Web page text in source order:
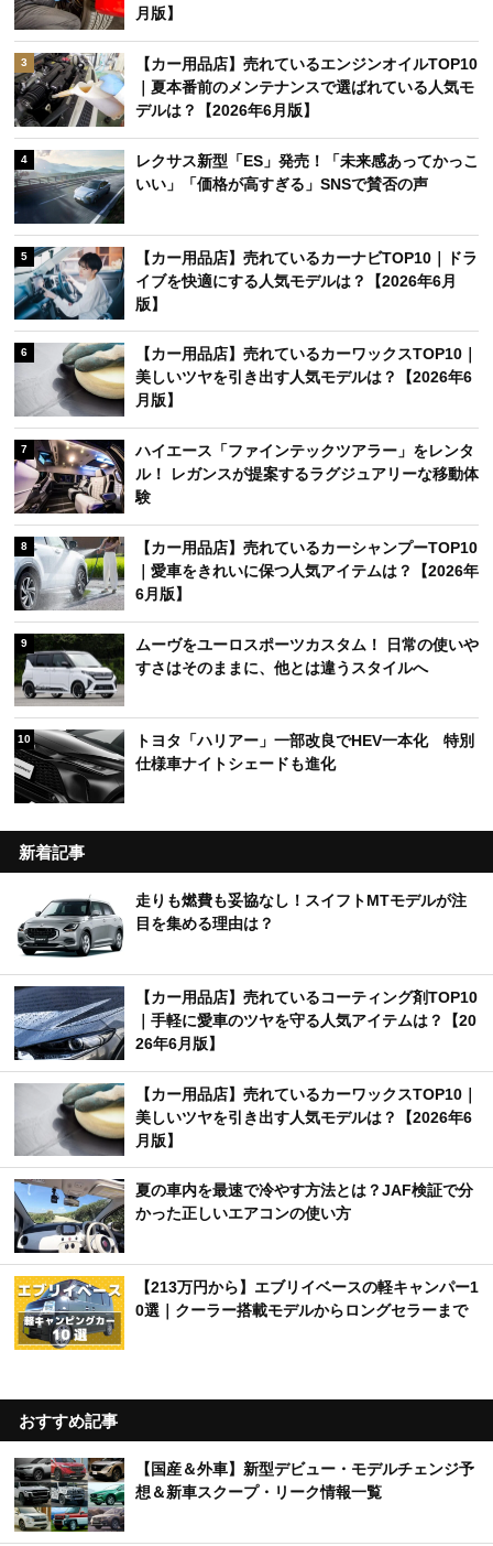
月版】
3
【カー用品店】売れているエンジンオイルTOP10
｜夏本番前のメンテナンスで選ばれている人気モ
デルは？【2026年6月版】
4
レクサス新型「ES」発売！「未来感あってかっこ
いい」「価格が高すぎる」SNSで賛否の声
5
【カー用品店】売れているカーナビTOP10｜ドラ
イブを快適にする人気モデルは？【2026年6月
版】
6
【カー用品店】売れているカーワックスTOP10｜
美しいツヤを引き出す人気モデルは？【2026年6
月版】
7
ハイエース「ファインテックツアラー」をレンタ
ル！ レガンスが提案するラグジュアリーな移動体
験
8
【カー用品店】売れているカーシャンプーTOP10
｜愛車をきれいに保つ人気アイテムは？【2026年
6月版】
9
ムーヴをユーロスポーツカスタム！ 日常の使いや
すさはそのままに、他とは違うスタイルへ
10
トヨタ「ハリアー」一部改良でHEV一本化 特別
仕様車ナイトシェードも進化
新着記事
走りも燃費も妥協なし！スイフトMTモデルが注
目を集める理由は？
【カー用品店】売れているコーティング剤TOP10
｜手軽に愛車のツヤを守る人気アイテムは？【20
26年6月版】
【カー用品店】売れているカーワックスTOP10｜
美しいツヤを引き出す人気モデルは？【2026年6
月版】
夏の車内を最速で冷やす方法とは？JAF検証で分
かった正しいエアコンの使い方
【213万円から】エブリイベースの軽キャンパー1
0選｜クーラー搭載モデルからロングセラーまで
おすすめ記事
【国産＆外車】新型デビュー・モデルチェンジ予
想＆新車スクープ・リーク情報一覧